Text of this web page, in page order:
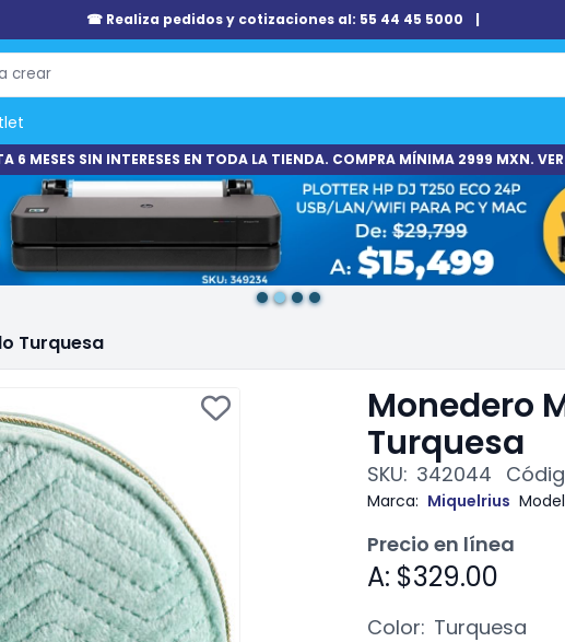
☎ Realiza pedidos y cotizaciones al: 55 44 45 5000 |
6 MESES SIN INTERESES EN TODA LA TIENDA. COMPRA MÍNIMA 2999 MXN. VER
Turquesa
Monedero
Turquesa
SKU: 342044
Marca: Miquelrius
Precio en línea
A: $329.00
Color: Turquesa